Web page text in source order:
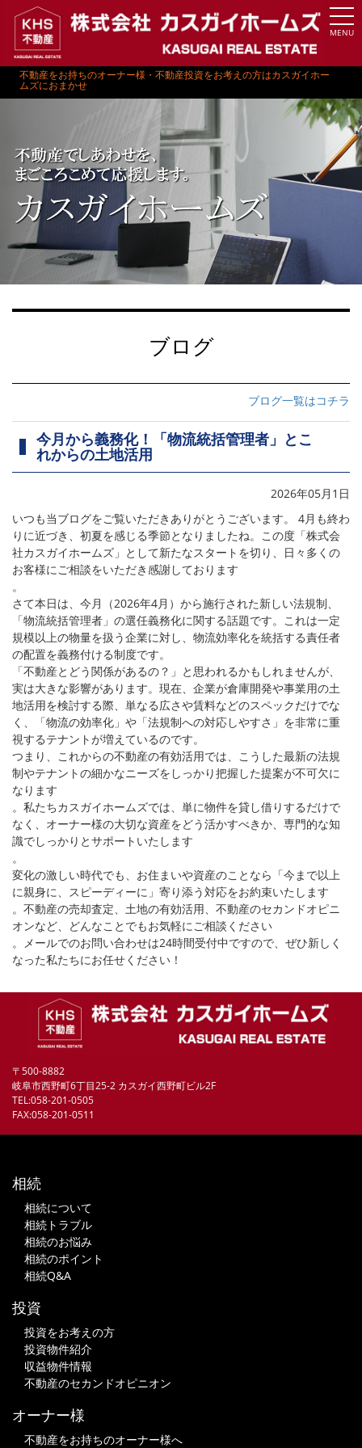
不動産をお持ちのオーナー様・不動産投資をお考えの方はカスガイホー
ムズにおまかせ
MENU
ブログ
ブログ一覧はコチラ
今月から義務化！「物流統括管理者」とこ
れからの土地活用
2026年05月1日
いつも当ブログをご覧いただきありがとうございます。 4月も終わ
りに近づき、初夏を感じる季節となりましたね。この度「株式会
社カスガイホームズ」として新たなスタートを切り、日々多くの
お客様にご相談をいただき感謝しております
。
さて本日は、今月（2026年4月）から施行された新しい法規制、
「物流統括管理者」の選任義務化に関する話題です。これは一定
規模以上の物量を扱う企業に対し、物流効率化を統括する責任者
の配置を義務付ける制度です。
「不動産とどう関係があるの？」と思われるかもしれませんが、
実は大きな影響があります。現在、企業が倉庫開発や事業用の土
地活用を検討する際、単なる広さや賃料などのスペックだけでな
く、「物流の効率化」や「法規制への対応しやすさ」を非常に重
視するテナントが増えているのです。
つまり、これからの不動産の有効活用では、こうした最新の法規
制やテナントの細かなニーズをしっかり把握した提案が不可欠に
なります
。私たちカスガイホームズでは、単に物件を貸し借りするだけで
なく、オーナー様の大切な資産をどう活かすべきか、専門的な知
識でしっかりとサポートいたします
。
変化の激しい時代でも、お住まいや資産のことなら「今まで以上
に親身に、スピーディーに」寄り添う対応をお約束いたします
。不動産の売却査定、土地の有効活用、不動産のセカンドオピニ
オンなど、どんなことでもお気軽にご相談ください
。メールでのお問い合わせは24時間受付中ですので、ぜひ新しく
なった私たちにお任せください！
〒500-8882
岐阜市西野町6丁目25-2 カスガイ西野町ビル2F
TEL:058-201-0505
FAX:058-201-0511
相続
相続について
相続トラブル
相続のお悩み
相続のポイント
相続Q&A
投資
投資をお考えの方
投資物件紹介
収益物件情報
不動産のセカンドオピニオン
オーナー様
不動産をお持ちのオーナー様へ